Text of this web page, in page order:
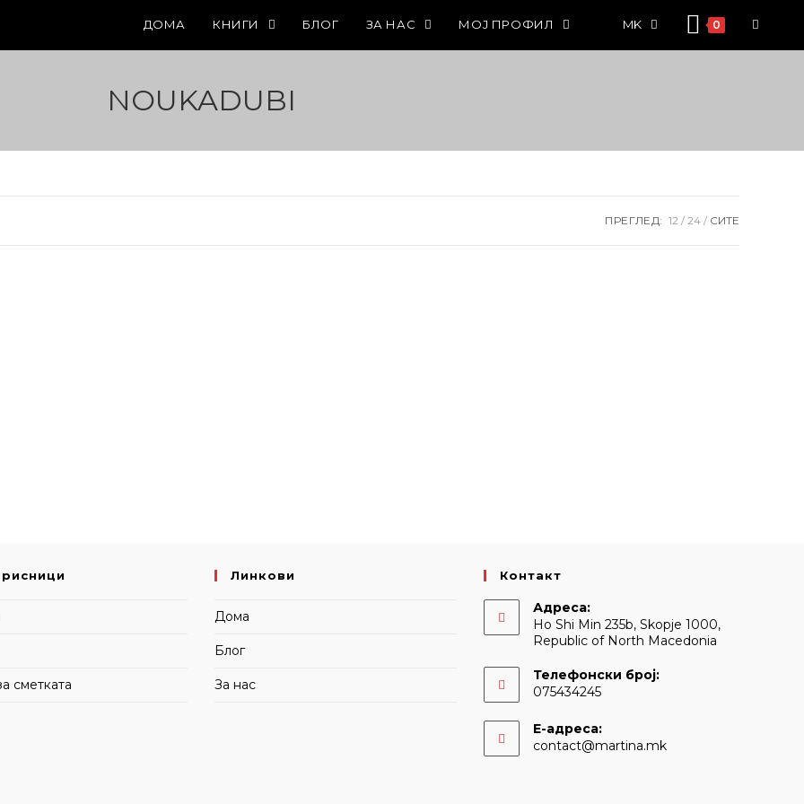
ДОМА КНИГИ БЛОГ ЗА НАС МОЈ ПРОФИЛ MK 0
NOUKADUBI
ПРЕГЛЕД: 12 24 СИТЕ
сметката
Линкови
Дома
Блог
За нас
Контакт
Адреса:
Ho Shi Min 235b, Skopje 1000,
Republic of North Macedonia
Телефонски број:
075434245
Е-адреса:
contact@martina.mkOpens